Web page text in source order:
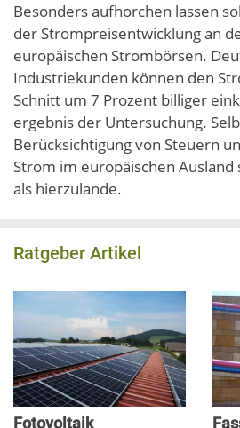
Besonders aufhorchen lassen
der Strompreisentwicklung an
europäischen Strombörsen.
Industriekunden können den
Schnitt um 7 Prozent billiger
ergebnis der Untersuchung.
Berücksichtigung von Steuern
Strom im europäischen
als hierzulande.
Ratgeber Artikel
Fotovoltaik